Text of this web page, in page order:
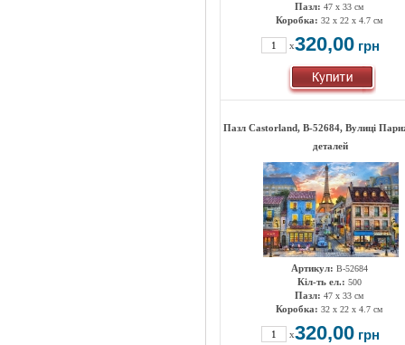
Пазл: 47 х 33 см
Коробка: 32 x 22 x 4.7 см
x320,00 грн
Пазл Castorland, B-52684, Вулиці
деталей
Артикул: B-52684
Кіл-ть ел.: 500
Пазл: 47 х 33 см
Коробка: 32 x 22 x 4.7 см
x320,00 грн